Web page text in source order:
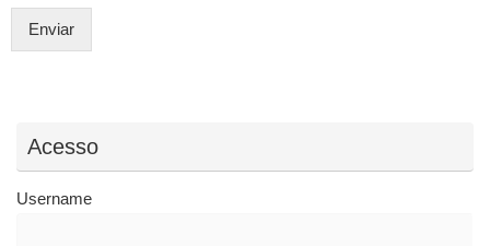
Enviar
Acesso
Username